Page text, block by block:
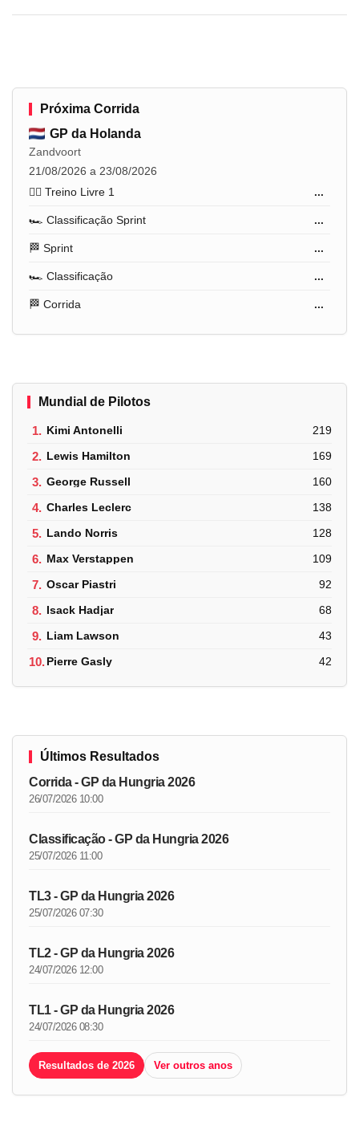
Próxima Corrida
GP da Holanda
Zandvoort
21/08/2026 a 23/08/2026
🏋️‍♂️ Treino Livre 1
...
🏎️ Classificação Sprint ...
🏁 Sprint ...
🏎️ Classificação ...
🏁 Corrida ...
Mundial de Pilotos
1. Kimi Antonelli 219
2. Lewis Hamilton 169
3. George Russell 160
4. Charles Leclerc 138
5. Lando Norris 128
6. Max Verstappen 109
7. Oscar Piastri 92
8. Isack Hadjar 68
9. Liam Lawson 43
10.Pierre Gasly 42
Últimos Resultados
Corrida - GP da Hungria 2026
26/07/2026 10:00
Classificação - GP da Hungria 2026
25/07/2026 11:00
TL3 - GP da Hungria 2026
25/07/2026 07:30
TL2 - GP da Hungria 2026
24/07/2026 12:00
TL1 - GP da Hungria 2026
24/07/2026 08:30
Resultados de 2026 Ver outros anos